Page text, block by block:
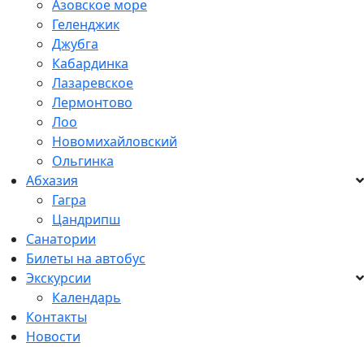
Азовское море
Геленджик
Джубга
Кабардинка
Лазаревское
Лермонтово
Лоо
Новомихайловский
Ольгинка
Абхазия
Гагра
Цандрипш
Санатории
Билеты на автобус
Экскурсии
Календарь
Контакты
Новости